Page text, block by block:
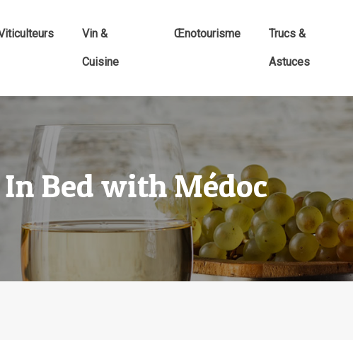
Vin &
Cuisine
Œnotourisme Trucs &
Astuces
In Bed with Médoc